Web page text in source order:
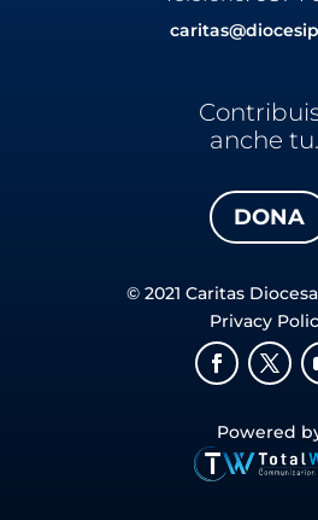
anche
DONA
© 2021 Caritas
Privacy
Powered